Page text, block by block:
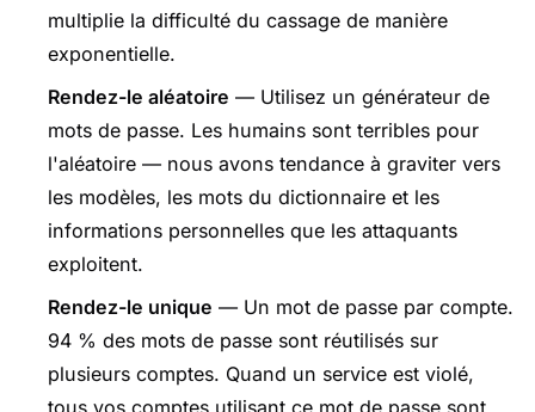
multiplie la difficulté du cassage de manière
exponentielle.
Rendez-le aléatoire — Utilisez un générateur de
mots de passe. Les humains sont terribles pour
l'aléatoire — nous avons tendance à graviter vers
les modèles, les mots du dictionnaire et les
informations personnelles que les attaquants
exploitent.
Rendez-le unique — Un mot de passe par compte.
94 % des mots de passe sont réutilisés sur
plusieurs comptes. Quand un service est violé,
tous vos comptes utilisant ce mot de passe sont